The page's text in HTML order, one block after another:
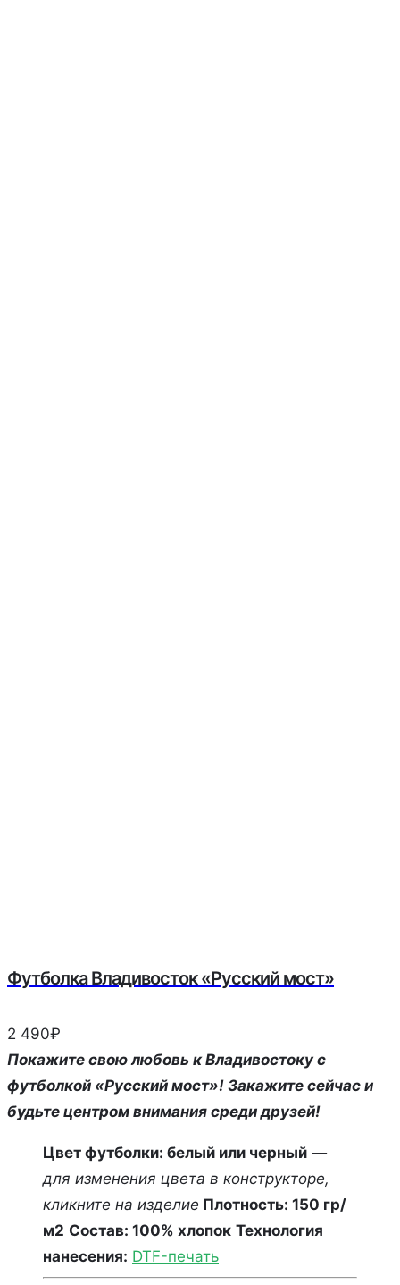
Футболка Владивосток «Русский мост»
2 490₽
Покажите свою любовь к Владивостоку с
футболкой «Русский мост»! Закажите сейчас и
будьте центром внимания среди друзей!
Цвет футболки: белый или черный —
для изменения цвета в конструкторе,
кликните на изделие Плотность: 150 гр/
м2 Состав: 100% хлопок Технология
нанесения: DTF-печать